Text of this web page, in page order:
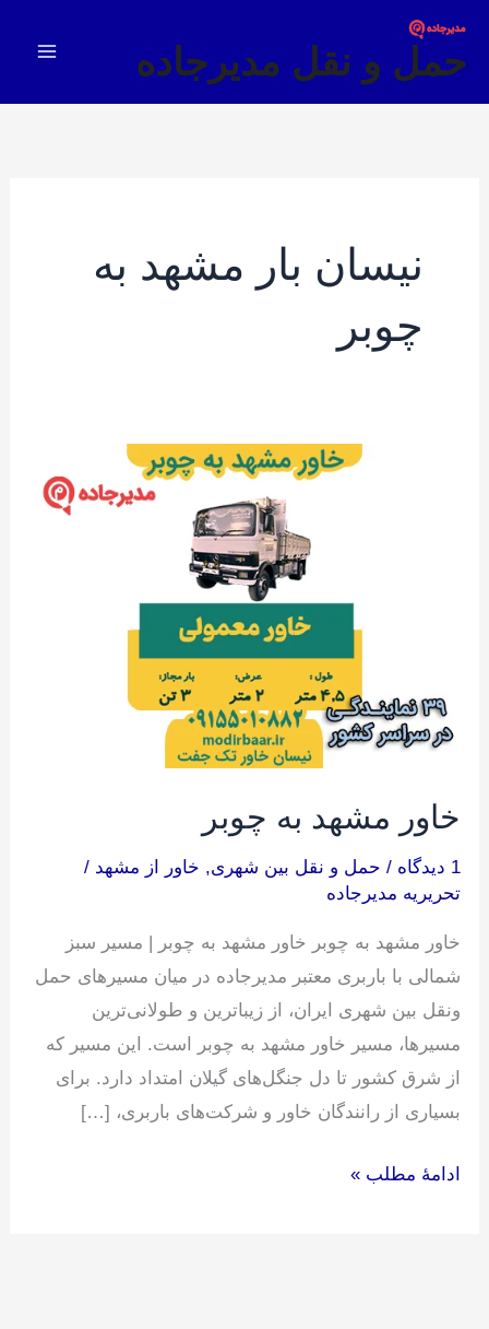
حمل و نقل مدیرجاده
نیسان بار مشهد به
چوبر
خاور مشهد به چوبر
1 دیدگاه / حمل و نقل بین شهری, خاور از مشهد /
تحریریه مدیرجاده
خاور مشهد به چوبر خاور مشهد به چوبر | مسیر سبز
شمالی با باربری معتبر مدیرجاده در میان مسیرهای حمل
ونقل بین شهری ایران، از زیباترین و طولانی‌ترین
مسیرها، مسیر خاور مشهد به چوبر است. این مسیر که
از شرق کشور تا دل جنگل‌های گیلان امتداد دارد. برای
بسیاری از رانندگان خاور و شرکت‌های باربری، […]
ادامۀ مطلب »